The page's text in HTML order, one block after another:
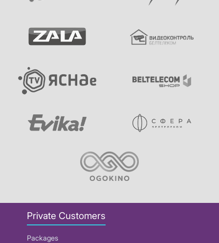
Private Customers
Packages